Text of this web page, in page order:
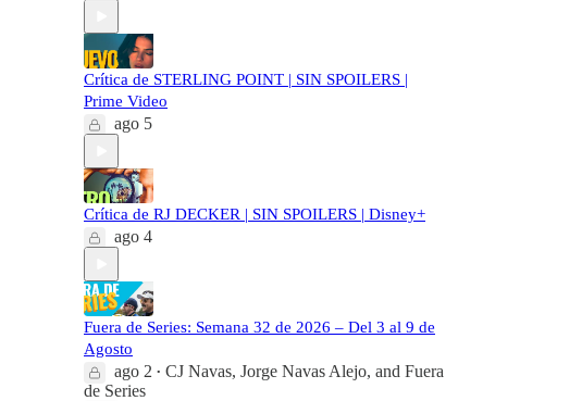
Crítica de STERLING POINT | SIN SPOILERS |
Prime Video
ago 5
Crítica de RJ DECKER | SIN SPOILERS | Disney+
ago 4
Fuera de Series: Semana 32 de 2026 – Del 3 al 9 de
Agosto
ago 2 • CJ Navas, Jorge Navas Alejo, and Fuera
de Series